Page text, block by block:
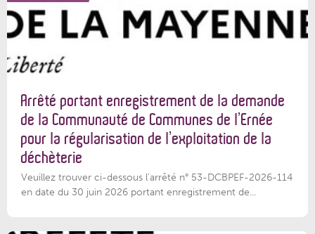
Arrêté portant enregistrement de la demande
de la Communauté de Communes de l’Ernée
pour la régularisation de l’exploitation de la
déchèterie
Veuillez trouver ci-dessous l'arrêté n° 53-DCBPEF-2026-114
en date du 30 juin 2026 portant enregistrement de...